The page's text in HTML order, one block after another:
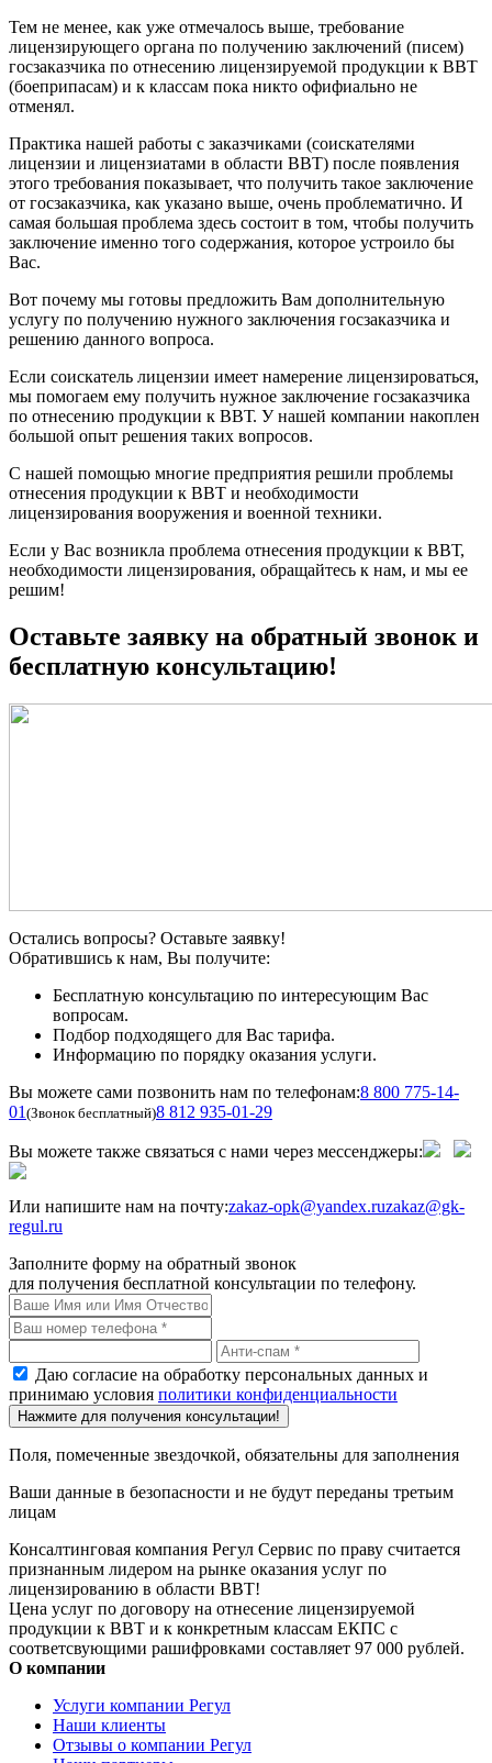
Тем не менее, как уже отмечалось выше, требование
лицензирующего органа по получению заключений (писем)
госзаказчика по отнесению лицензируемой продукции к ВВТ
(боеприпасам) и к классам пока никто офифиально не
отменял.
Практика нашей работы с заказчиками (соискателями
лицензии и лицензиатами в области ВВТ) после появления
этого требования показывает, что получить такое заключение
от госзаказчика, как указано выше, очень проблематично. И
самая большая проблема здесь состоит в том, чтобы получить
заключение именно того содержания, которое устроило бы
Вас.
Вот почему мы готовы предложить Вам дополнительную
услугу по получению нужного заключения госзаказчика и
решению данного вопроса.
Если соискатель лицензии имеет намерение лицензироваться,
мы помогаем ему получить нужное заключение госзаказчика
по отнесению продукции к ВВТ. У нашей компании накоплен
большой опыт решения таких вопросов.
С нашей помощью многие предприятия решили проблемы
отнесения продукции к ВВТ и необходимости
лицензирования вооружения и военной техники.
Если у Вас возникла проблема отнесения продукции к ВВТ,
необходимости лицензирования, обращайтесь к нам, и мы ее
решим!
Оставьте заявку на обратный звонок и
бесплатную консультацию!
Остались вопросы? Оставьте заявку!
Обратившись к нам, Вы получите:
Бесплатную консультацию по интересующим Вас
вопросам.
Подбор подходящего для Вас тарифа.
Информацию по порядку оказания услуги.
Вы можете сами позвонить нам по телефонам:8 800 775-14-
01 (Звонок бесплатный)8 812 935-01-29
Вы можете также связаться с нами через мессенджеры:
Или напишите нам на почту:zakaz-opk@yandex.ruzakaz@gk-
regul.ru
Заполните форму на обратный звонок
для получения бесплатной консультации по телефону.
Даю согласие на обработку персональных данных и
принимаю условия политики конфиденциальности
Нажмите для получения консультации!
Поля, помеченные звездочкой, обязательны для заполнения
Ваши данные в безопасности и не будут переданы третьим
лицам
Консалтинговая компания Регул Сервис по праву считается
признанным лидером на рынке оказания услуг по
лицензированию в области ВВТ!
Цена услуг по договору на отнесение лицензируемой
продукции к ВВТ и к конкретным классам ЕКПС с
соответсвующими рашифровками составляет 97 000 рублей.
О компании
Услуги компании Регул
Наши клиенты
Отзывы о компании Регул